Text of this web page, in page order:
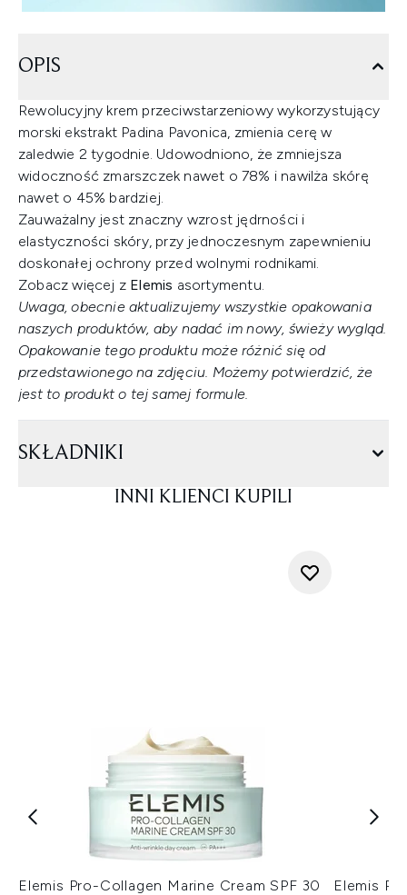
OPIS
Rewolucyjny krem przeciwstarzeniowy wykorzystujący
morski ekstrakt Padina Pavonica, zmienia cerę w
zaledwie 2 tygodnie. Udowodniono, że zmniejsza
widoczność zmarszczek nawet o 78% i nawilża skórę
nawet o 45% bardziej.
Zauważalny jest znaczny wzrost jędrności i
elastyczności skóry, przy jednoczesnym zapewnieniu
doskonałej ochrony przed wolnymi rodnikami.
Zobacz więcej z Elemis asortymentu.
Uwaga, obecnie aktualizujemy wszystkie opakowania
naszych produktów, aby nadać im nowy, świeży wygląd.
Opakowanie tego produktu może różnić się od
przedstawionego na zdjęciu. Możemy potwierdzić, że
jest to produkt o tej samej formule.
SKŁADNIKI
INNI KLIENCI KUPILI
Elemis Pro-Collagen Marine Cream SPF 30
Elemis